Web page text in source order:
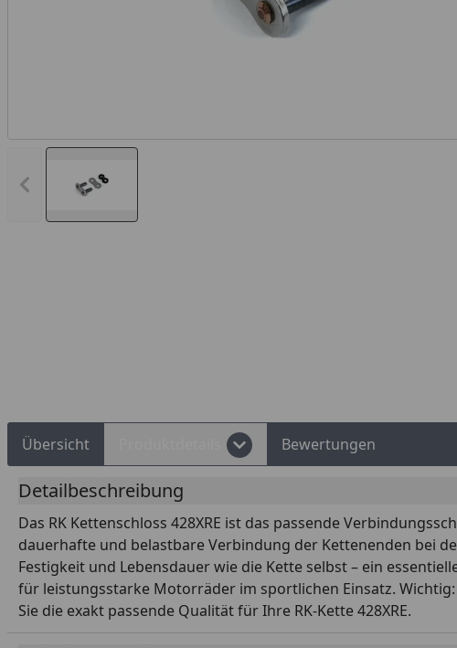
Vorheriges Bild anzeigen
Übersicht Bewertungen
Detailbeschreibung
Das RK Kettenschloss 428XRE ist das passende
dauerhafte und belastbare Verbindung der Kettenenden bei
Festigkeit und Lebensdauer wie die Kette selbst – ein
für leistungsstarke Motorräder im sportlichen Einsatz.
Sie die exakt passende Qualität für Ihre RK-Kette 428XRE.